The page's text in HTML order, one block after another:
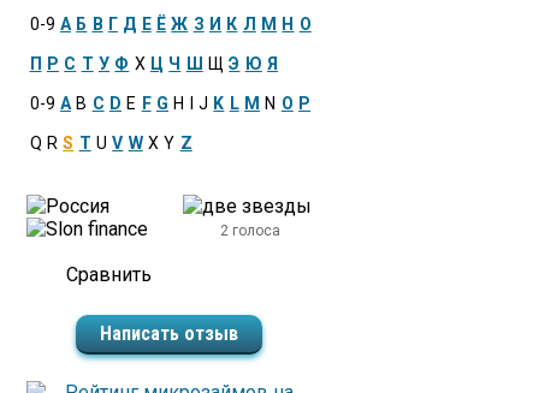
0-9 А Б В Г Д Е Ё Ж З И К Л М Н О
П Р С Т У Ф Х Ц Ч Ш Щ Э Ю Я
0-9 A B C D E F G H J K L M N O P
Q R S T U V W X Y Z
2 голоса
Написать отзыв